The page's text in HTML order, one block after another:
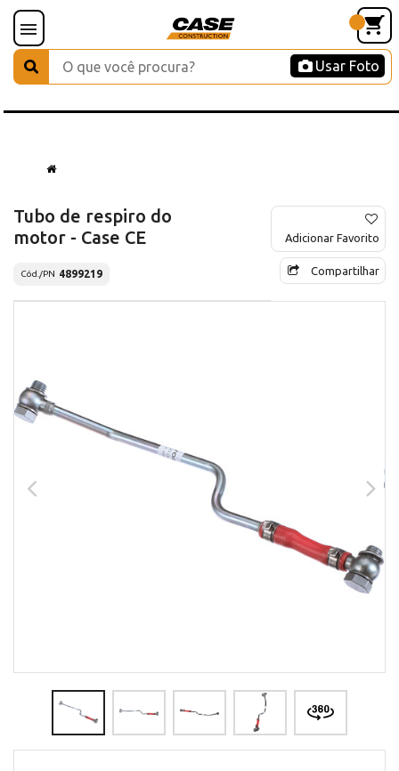
Usar Foto
Tubo de respiro do
motor - Case CE
Cód./PN 4899219
Adicionar Favorito
Compartilhar